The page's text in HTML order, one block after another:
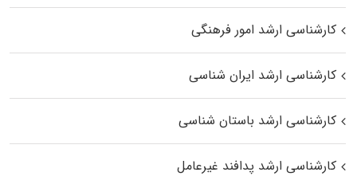
کارشناسی ارشد امور فرهنگی
کارشناسی ارشد ایران شناسی
کارشناسی ارشد باستان شناسی
کارشناسی ارشد پدافند غیرعامل